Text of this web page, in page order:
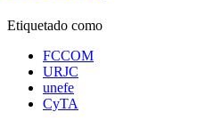
Etiquetado como
FCCOM
URJC
unefe
CyTA